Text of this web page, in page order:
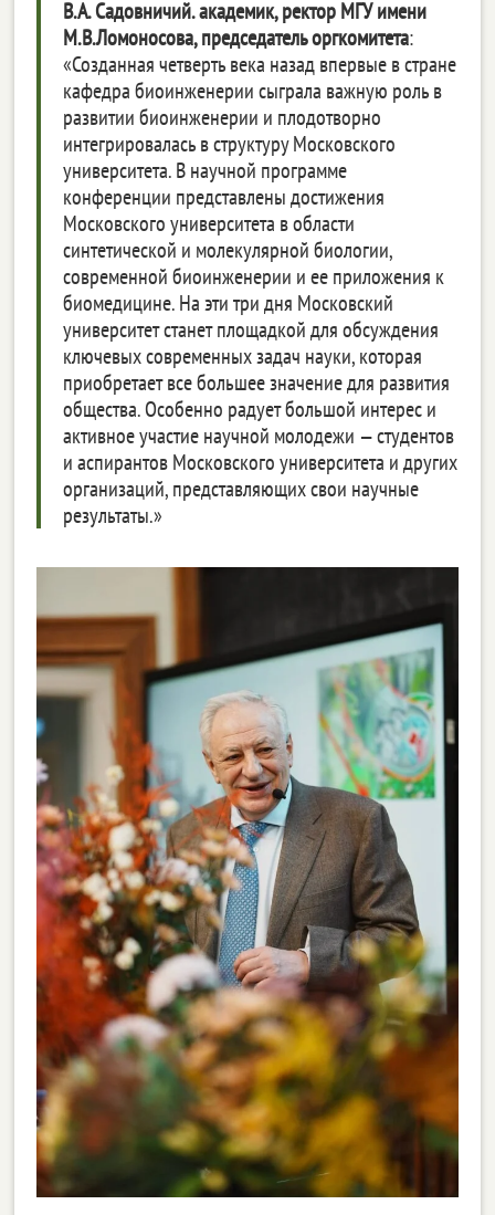
В.А. Садовничий. академик, ректор МГУ имени
М.В.Ломоносова, председатель оргкомитета:
«Созданная четверть века назад впервые в стране
кафедра биоинженерии сыграла важную роль в
развитии биоинженерии и плодотворно
интегрировалась в структуру Московского
университета. В научной программе
конференции представлены достижения
Московского университета в области
синтетической и молекулярной биологии,
современной биоинженерии и ее приложения к
биомедицине. На эти три дня Московский
университет станет площадкой для обсуждения
ключевых современных задач науки, которая
приобретает все большее значение для развития
общества. Особенно радует большой интерес и
активное участие научной молодежи — студентов
и аспирантов Московского университета и других
организаций, представляющих свои научные
результаты.»